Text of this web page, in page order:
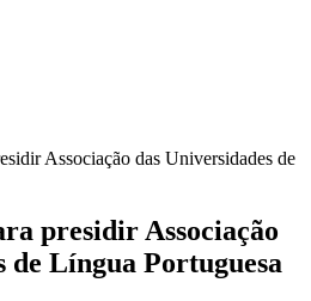
Associação das Universidades de
presidir Associação
de Língua Portuguesa